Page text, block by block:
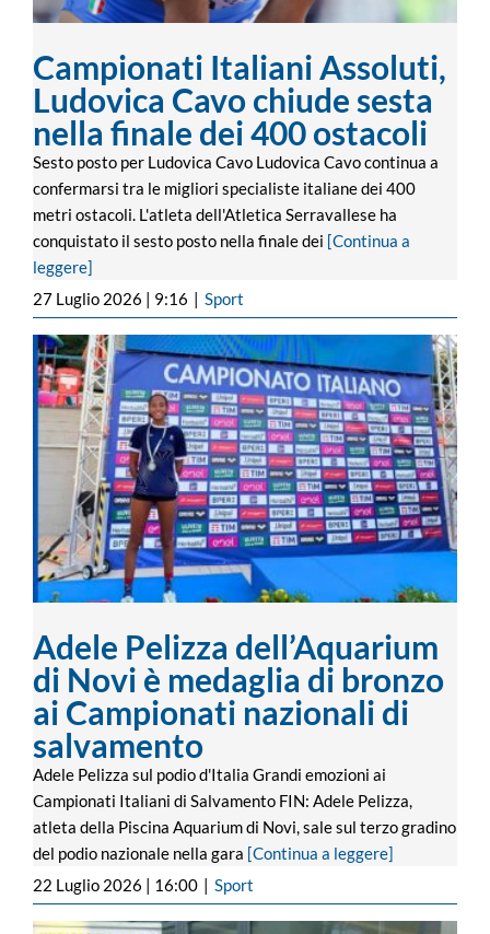
Campionati Italiani Assoluti,
Ludovica Cavo chiude sesta
nella finale dei 400 ostacoli
Sesto posto per Ludovica Cavo Ludovica Cavo continua a
confermarsi tra le migliori specialiste italiane dei 400
metri ostacoli. L'atleta dell'Atletica Serravallese ha
conquistato il sesto posto nella finale dei [Continua a
leggere]
27 Luglio 2026 | 9:16 | Sport
Adele Pelizza dell’Aquarium di Novi è
medaglia di bronzo ai Campionati
nazionali di salvamento
Adele Pelizza dell’Aquarium
di Novi è medaglia di bronzo
ai Campionati nazionali di
salvamento
Adele Pelizza sul podio d'Italia Grandi emozioni ai
Campionati Italiani di Salvamento FIN: Adele Pelizza,
atleta della Piscina Aquarium di Novi, sale sul terzo gradino
del podio nazionale nella gara [Continua a leggere]
22 Luglio 2026 | 16:00 | Sport